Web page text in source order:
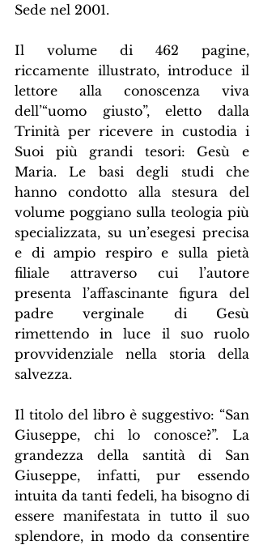
Sede nel 2001.
Il volume di 462 pagine,
riccamente illustrato, introduce il
lettore alla conoscenza viva
dell’“uomo giusto”, eletto dalla
Trinità per ricevere in custodia i
Suoi più grandi tesori: Gesù e
Maria. Le basi degli studi che
hanno condotto alla stesura del
volume poggiano sulla teologia più
specializzata, su un’esegesi precisa
e di ampio respiro e sulla pietà
filiale attraverso cui l’autore
presenta l’affascinante figura del
padre verginale di Gesù
rimettendo in luce il suo ruolo
provvidenziale nella storia della
salvezza.
Il titolo del libro è suggestivo: “San
Giuseppe, chi lo conosce?”. La
grandezza della santità di San
Giuseppe, infatti, pur essendo
intuita da tanti fedeli, ha bisogno di
essere manifestata in tutto il suo
splendore, in modo da consentire